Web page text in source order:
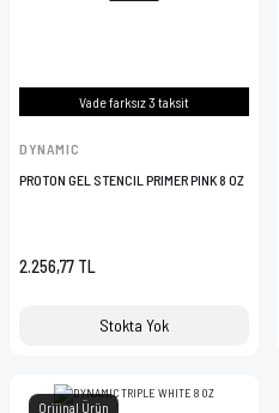
Vade farksız 3 taksit
DYNAMIC
PROTON GEL STENCIL PRIMER PINK 8 OZ
2.256,77 TL
Stokta Yok
Orijinal Ürün